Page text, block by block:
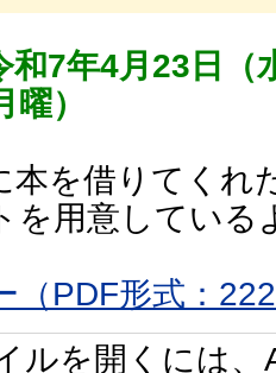
和7年4月23日（
）
本を借りてくれ
を用意している
（PDF形式：
ルを開くには